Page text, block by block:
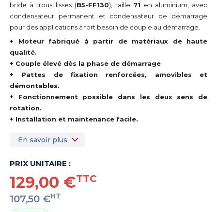
bride à trous lisses (B5-FF130), taille 71 en aluminium, avec
condensateur permanent et condensateur de démarrage
pour des applications à fort besoin de couple au démarrage.
+ Moteur fabriqué à partir de matériaux de haute
qualité.
+ Couple élevé dès la phase de démarrage
+ Pattes de fixation renforcées, amovibles et
démontables.
+ Fonctionnement possible dans les deux sens de
rotation.
+ Installation et maintenance facile.
En savoir plus
PRIX UNITAIRE :
129,00 €TTC
107,50 €HT